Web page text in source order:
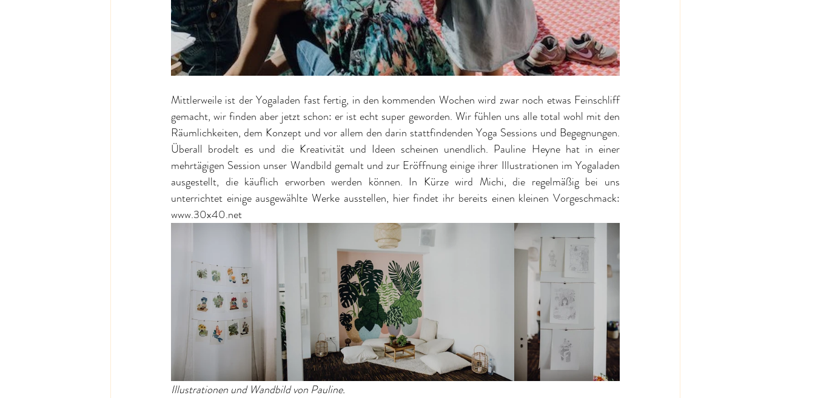
Mittlerweile ist der Yogaladen fast fertig, in den kommenden Wochen wird zwar noch etwas Feinschliff
gemacht, wir finden aber jetzt schon: er ist echt super geworden. Wir fühlen uns alle total wohl mit den
Räumlichkeiten, dem Konzept und vor allem den darin stattfindenden Yoga Sessions und Begegnungen.
Überall brodelt es und die Kreativität und Ideen scheinen unendlich. Pauline Heyne hat in einer
mehrtägigen Session unser Wandbild gemalt und zur Eröffnung einige ihrer Illustrationen im Yogaladen
ausgestellt, die käuflich erworben werden können. In Kürze wird Michi, die regelmäßig bei uns
unterrichtet einige ausgewählte Werke ausstellen, hier findet ihr bereits einen kleinen Vorgeschmack:
www.30x40.net
Illustrationen und Wandbild von Pauline.